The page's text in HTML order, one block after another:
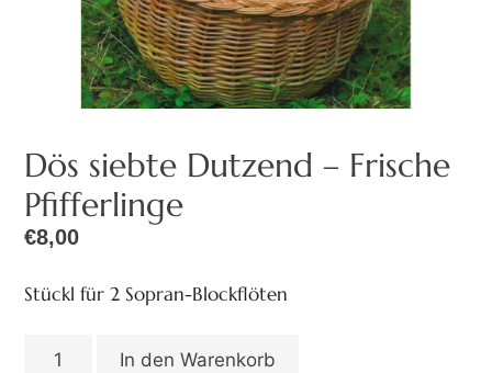
Dös siebte Dutzend – Frische
Pfifferlinge
€8,00
Stückl für 2 Sopran-Blockflöten
In den Warenkorb